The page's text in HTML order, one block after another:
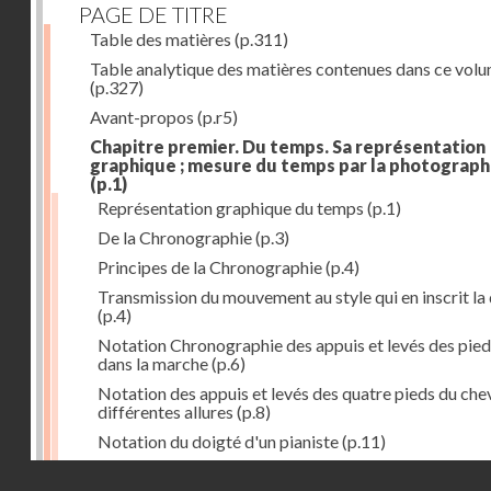
PAGE DE TITRE
Table des matières (p.311)
Table analytique des matières contenues dans ce
(p.327)
Avant-propos (p.r5)
Chapitre premier. Du temps. Sa représentation
graphique ; mesure du temps par la
(p.1)
Représentation graphique du temps (p.1)
De la Chronographie(p.3)
Principes de la Chronographie(p.4)
Transmission du mouvement au style qui en inscrit la
(p.4)
Notation Chronographie des appuis et levés des
dans la marche(p.6)
Notation des appuis et levés des quatre pieds du
différentes allures (p.8)
Notation du doigté d'un pianiste(p.11)